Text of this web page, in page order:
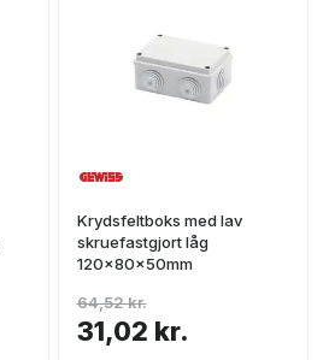
Krydsfeltboks med lav
skruefastgjort låg
120x80x50mm
31,02 kr.
64,52 kr.